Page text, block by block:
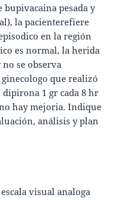
bupivacaina pesada y
la pacienterefiere
en la región
es normal, la herida
se observa
que realizó
1 gr cada 8 hr
hay mejoria. Indique
análisis y plan
visual analoga